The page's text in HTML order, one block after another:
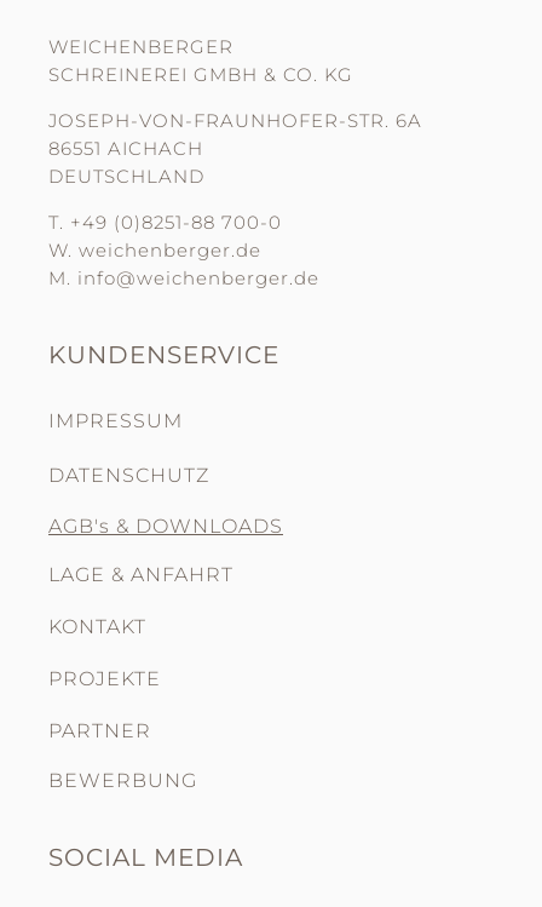
WEICHENBERGER
SCHREINEREI GMBH & CO. KG
JOSEPH-VON-FRAUNHOFER-STR. 6A
86551 AICHACH
DEUTSCHLAND
T. +49 (0)8251-88 700-0
W. weichenberger.de
M. info@weichenberger.de
KUNDENSERVICE
IMPRESSUM
DATENSCHUTZ
AGB's & DOWNLOADS
LAGE & ANFAHRT
KONTAKT
PROJEKTE
PARTNER
BEWERBUNG
SOCIAL MEDIA